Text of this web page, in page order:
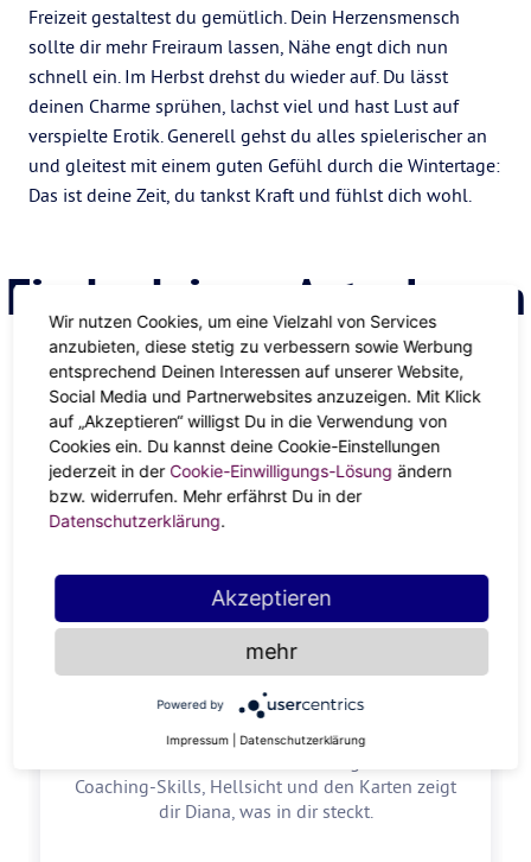
Freizeit gestaltest du gemütlich. Dein Herzensmensch
sollte dir mehr Freiraum lassen, Nähe engt dich nun
schnell ein. Im Herbst drehst du wieder auf. Du lässt
deinen Charme sprühen, lachst viel und hast Lust auf
verspielte Erotik. Generell gehst du alles spielerischer an
und gleitest mit einem guten Gefühl durch die Wintertage:
Das ist deine Zeit, du tankst Kraft und fühlst dich wohl.
Finde deinen Astrologen
ANZEIGE
Diana Kerscher
5.0
Coaching-Skills, Hellsicht und den Karten zeigt
dir Diana, was in dir steckt.
Wir nutzen Cookies, um eine Vielzahl von Services
anzubieten, diese stetig zu verbessern sowie Werbung
entsprechend Deinen Interessen auf unserer Website,
Social Media und Partnerwebsites anzuzeigen. Mit Klick
auf „Akzeptieren“ willigst Du in die Verwendung von
Cookies ein. Du kannst deine Cookie-Einstellungen
jederzeit in der Cookie-Einwilligungs-Lösung ändern
bzw. widerrufen. Mehr erfährst Du in der
Datenschutzerklärung.
Akzeptieren
mehr
Powered by
Impressum Datenschutzerklärung